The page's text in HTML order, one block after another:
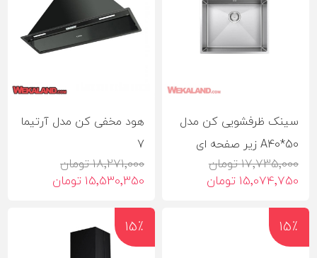
سینک ظرفشویی کن مدل
A40*50 زیر صفحه ای
17٬735٬000 تومان
15٬074٬750 تومان
هود مخفی کن مدل آرتیما
7
18٬271٬000 تومان
15٬530٬350 تومان
15٪ 15٪